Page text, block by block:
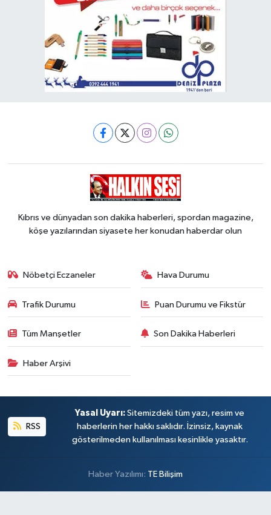
Kıbrıs ve dünyadan son dakika haberleri, spordan magazine,
köşe yazılarından siyasete her konudan haberdar olun
Nöbetçi Eczaneler Hava Durumu
Trafik Durumu Puan Durumu ve Fikstür
Tüm Manşetler Son Dakika Haberleri
Haber Arşivi
RSS
Yasal Uyarı: Sitemizdeki tüm yazı, resim ve
haberlerin her hakkı saklıdır. İzinsiz, kaynak
gösterilmeden kullanılması kesinlikle yasaktır.
Haber Yazılımı: TE Bilişim